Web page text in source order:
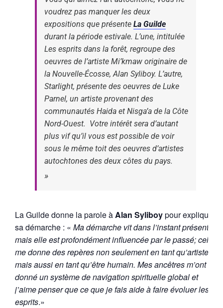
voudrez pas manquer les deux
expositions que présente La Guilde
durant la période estivale. L’une, intitulée
Les esprits dans la forêt, regroupe des
oeuvres de l’artiste Mi’kmaw originaire de
la Nouvelle-Écosse, Alan Syliboy. L’autre,
Starlight, présente des oeuvres de Luke
Parnel, un artiste provenant des
communautés Haida et Nisga’a de la Côte
Nord-Ouest. Votre intérêt sera d’autant
plus vif qu’il vous est possible de voir
sous le même toit des oeuvres d’artistes
autochtones des deux côtes du pays.
La Guilde donne la parole àAlan Syliboypour expliquer
sa démarche : « Ma démarche vit dans l’instant présent,
mais elle est profondément influencée par le passé; cela
me donne des repères non seulement en tant qu’artiste
mais aussi en tant qu’être humain. Mes ancêtres m’ont
donné un système de navigation spirituelle global et
j’aime penser que ce que je fais aide à faire évoluer les
esprits.»